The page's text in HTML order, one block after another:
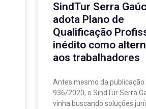
SindTur Serra
adota Plano de
Qualificação
inédito como
aos trabalhadores
Antes mesmo da publicação
936/2020, o SindTur Serra
vinha buscando soluções